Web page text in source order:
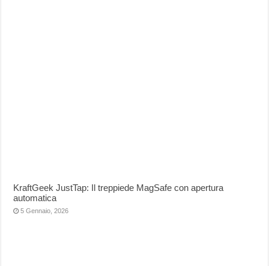
KraftGeek JustTap: Il treppiede MagSafe con apertura
automatica
5 Gennaio, 2026